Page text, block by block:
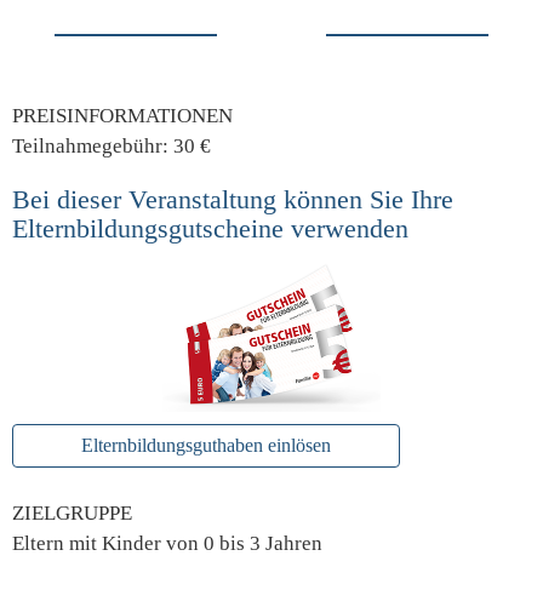
PREISINFORMATIONEN
Teilnahmegebühr: 30 €
Bei dieser Veranstaltung können Sie Ihre
Elternbildungsgutscheine verwenden
Elternbildungsguthaben einlösen
ZIELGRUPPE
Eltern mit Kinder von 0 bis 3 Jahren